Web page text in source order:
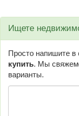
Ищете
Просто напишите
купить. Мы
варианты.